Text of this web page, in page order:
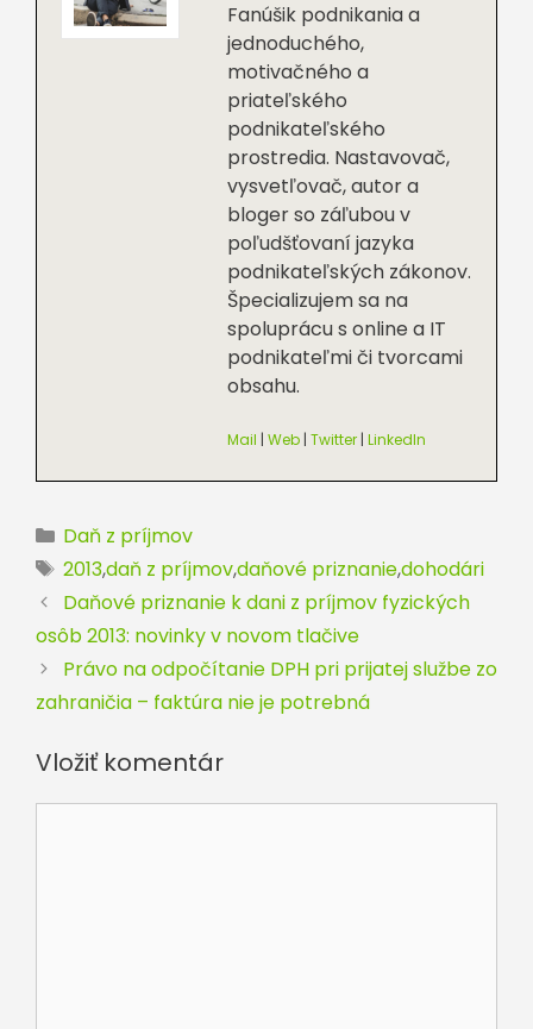
Fanúšik podnikania a
jednoduchého,
motivačného a
priateľského
podnikateľského
prostredia. Nastavovač,
vysvetľovač, autor a
bloger so záľubou v
poľudšťovaní jazyka
podnikateľských zákonov.
Špecializujem sa na
spoluprácu s online a IT
podnikateľmi či tvorcami
obsahu.
Mail | Web | Twitter | LinkedIn
Kategórie
Daň z príjmov
Značky
2013,daň z príjmov,daňové priznanie,dohodári
Daňové priznanie k dani z príjmov fyzických
osôb 2013: novinky v novom tlačive
Právo na odpočítanie DPH pri prijatej službe zo
zahraničia – faktúra nie je potrebná
Vložiť komentár